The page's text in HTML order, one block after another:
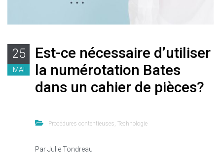
25
MAI
Est-ce nécessaire d’utiliser
la numérotation Bates
dans un cahier de pièces?
Procédures contentieuses, Technologie
Par Julie Tondreau